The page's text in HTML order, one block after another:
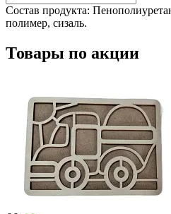
Состав продукта:
полимер, сизаль.
Товары по акции